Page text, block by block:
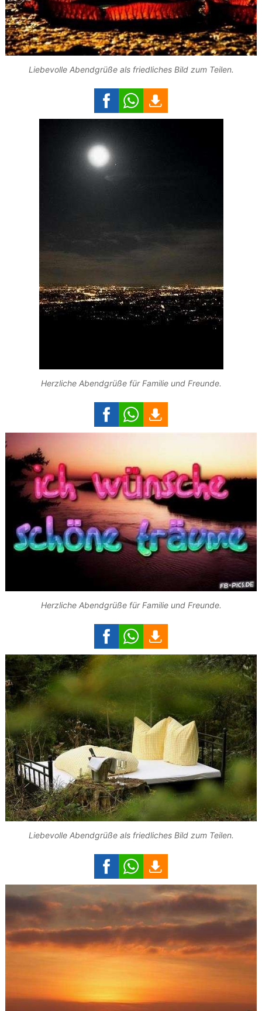
Liebevolle Abendgrüße als friedliches Bild zum Teilen.
Herzliche Abendgrüße für Familie und Freunde.
Herzliche Abendgrüße für Familie und Freunde.
Liebevolle Abendgrüße als friedliches Bild zum Teilen.